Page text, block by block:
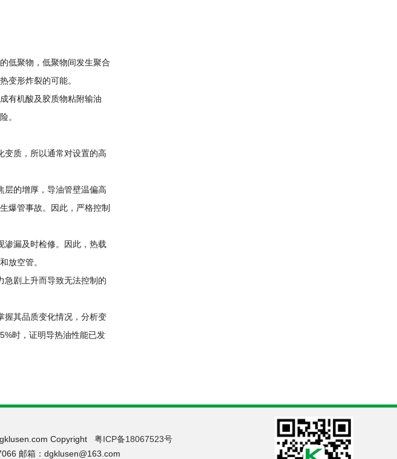
低聚物，低聚物间发生聚合
变形炸裂的可能。
有机酸及胶质物粘附输油
。
变质，所以通常对设置的高
层的增厚，导油管壁温偏高
爆管事故。因此，严格控制
渗漏及时检修。因此，热载
放空管。
急剧上升而导致无法控制的
握其品质变化情况，分析变
时，证明导热油性能已发
Copyright 粤ICP备18067523号
邮箱：dgklusen@163.com